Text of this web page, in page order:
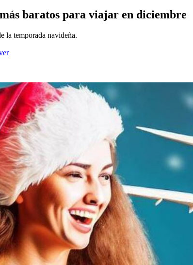
baratos para viajar en diciembre
la temporada navideña.